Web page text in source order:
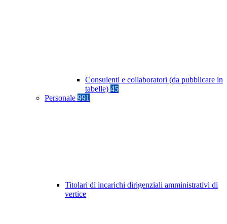
Consulenti e collaboratori (da pubblicare in
tabelle) 45
Personale 991
Titolari di incarichi dirigenziali amministrativi di
vertice